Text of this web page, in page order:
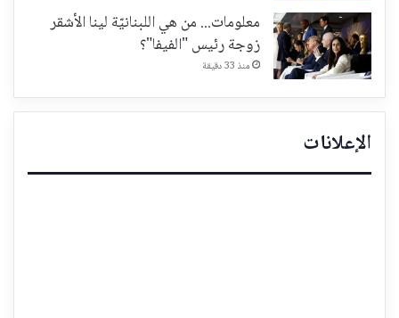
معلومات... من هي اللبنانيّة لينا الأشقر
زوجة رئيس "الفيفا"؟
منذ 33 دقيقة
الإعلانات